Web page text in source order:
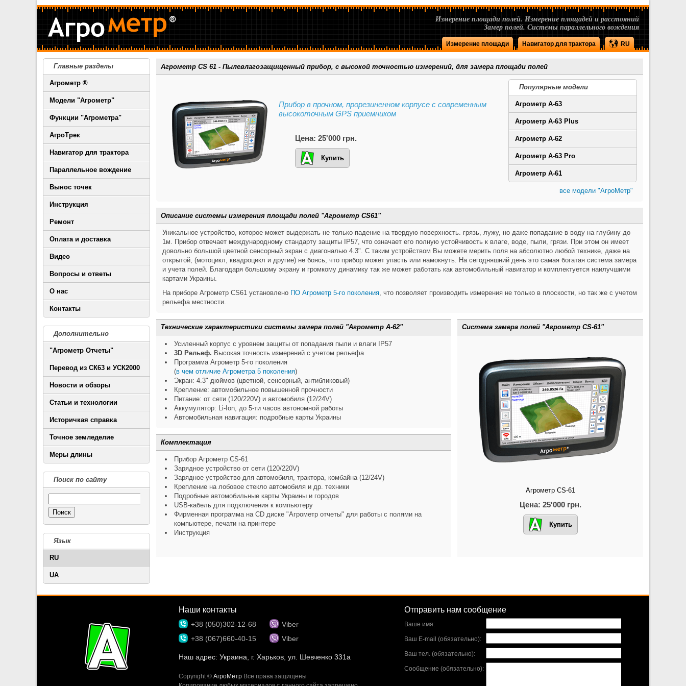
Измерение площади полей. Измерение площадей и расстояний
Замер полей. Системы параллельного вождения
Измерение площади Навигатор для трактора RU
Главные разделы
Агрометр ®
Модели "Агрометр"
Функции "Агрометра"
АгроТрек
Навигатор для трактора
Параллельное вождение
Вынос точек
Инструкция
Ремонт
Оплата и доставка
Видео
Вопросы и ответы
О нас
Контакты
Дополнительно
"Агрометр Отчеты"
Перевод из СК63 и УСК2000
Новости и обзоры
Статьи и технологии
Историчкая справка
Точное земледелие
Меры длины
Поиск по сайту
Поиск
Язык
RU
UA
Агрометр CS 61 - Пылевлагозащищенный прибор, с высокой точностью измерений, для замера площади полей
Популярные модели
Агрометр А-63
Агрометр А-63 Plus
Агрометр А-62
Агрометр А-63 Pro
Агрометр А-61
все модели "АгроМетр"
Прибор в прочном, прорезиненном корпусе с современным
высокоточным GPS приемником
Цена: 25'000 грн.
Купить
Описание системы измерения площади полей "Агрометр CS61"
Уникальное устройство, которое может выдержать не только падение на твердую поверхность. грязь, лужу, но даже попадание в воду на глубину до
1м. Прибор отвечает международному стандарту защиты IP57, что означает его полную устойчивость к влаге, воде, пыли, грязи. При этом он имеет
довольно большой цветной сенсорный экран с диагональю 4.3". С таким устройством Вы можете мерить поля на абсолютно любой технике, даже на
открытой, (мотоцикл, квадроцикл и другие) не боясь, что прибор может упасть или намокнуть. На сегодняшний день это самая богатая система замера
и учета полей. Благодаря большому экрану и громкому динамику так же может работать как автомобильный навигатор и комплектуется наилучшими
картами Украины.
На приборе Агрометр CS61 установлено ПО Агрометр 5-го поколения, что позволяет производить измерения не только в плоскости, но так же с учетом
рельефа местности.
Технические характеристики системы замера полей "Агрометр А-62"
Усиленный корпус с уровнем защиты от попадания пыли и влаги IP57
3D Рельеф. Высокая точность измерений с учетом рельефа
Программа Агрометр 5-го поколения
(в чем отличие Агрометра 5 поколения)
Экран: 4.3" дюймов (цветной, сенсорный, антибликовый)
Крепление: автомобильное повышенной прочности
Питание: от сети (120/220V) и автомобиля (12/24V)
Аккумулятор: Li-Ion, до 5-ти часов автономной работы
Автомобильная навигация: подробные карты Украины
Комплектация
Прибор Агрометр CS-61
Зарядное устройство от сети (120/220V)
Зарядное устройство для автомобиля, трактора, комбайна (12/24V)
Крепление на лобовое стекло автомобиля и др. техники
Подробные автомобильные карты Украины и городов
USB-кабель для подключения к компьютеру
Фирменная программа на CD диске "Агрометр отчеты" для работы с полями на
компьютере, печати на принтере
Инструкция
Система замера полей "Агрометр CS-61"
Агрометр CS-61
Цена: 25'000 грн.
Купить
Наши контакты
+38 (050)302-12-68
+38 (067)660-40-15
Viber
Viber
Наш адрес: Украина, г. Харьков, ул. Шевченко 331а
Copyright © АгроМетр Все права защищены
Отправить нам сообщение
Ваше имя:
Ваш E-mail (обязательно):
Ваш тел. (обязательно):
Сообщение (обязательно):